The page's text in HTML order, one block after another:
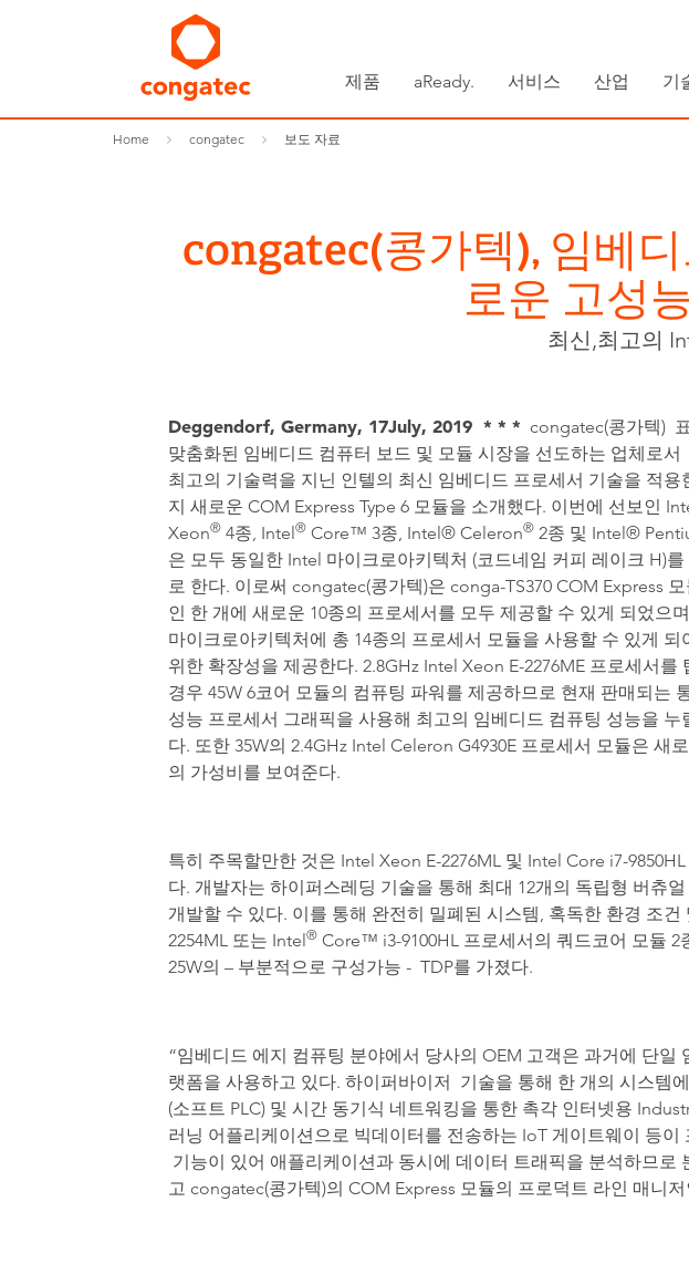
제품 aReady. 서비스 산업 기
Home congatec 보도 자료
congatec(콩가텍), 임베
로운 고성
최신,최고의
Deggendorf, Germany, 17July, 2019 * * * congatec(콩가텍)
맞춤화된 임베디드 컴퓨터 보드 및 모듈 시장을 선도하는 업체로
최고의 기술력을 지닌 인텔의 최신 임베디드 프로세서 기술을 적용
지 새로운 COM Express Type 6 모듈을 소개했다. 이번에 선보인
Xeon® 4종, Intel® Core™ 3종, Intel® Celeron® 2종 및 Intel®
은 모두 동일한 Intel 마이크로아키텍처 (코드네임 커피 레이크 H)를
로 한다. 이로써 congatec(콩가텍)은 conga-TS370 COM Express
인 한 개에 새로운 10종의 프로세서를 모두 제공할 수 있게 되었으
마이크로아키텍처에 총 14종의 프로세서 모듈을 사용할 수 있게 되
위한 확장성을 제공한다. 2.8GHz Intel Xeon E-2276ME 프로세서를
경우 45W 6코어 모듈의 컴퓨팅 파워를 제공하므로 현재 판매되는
성능 프로세서 그래픽을 사용해 최고의 임베디드 컴퓨팅 성능을 누
다. 또한 35W의 2.4GHz Intel Celeron G4930E 프로세서 모듈은 새
의 가성비를 보여준다.
특히 주목할만한 것은 Intel Xeon E-2276ML 및 Intel Core i7-
다. 개발자는 하이퍼스레딩 기술을 통해 최대 12개의 독립형 버츄
개발할 수 있다. 이를 통해 완전히 밀폐된 시스템, 혹독한 환경 조
2254ML 또는 Intel® Core™ i3-9100HL 프로세서의 쿼드코어 모듈
25W의 – 부분적으로 구성가능 - TDP를 가졌다.
“임베디드 에지 컴퓨팅 분야에서 당사의 OEM 고객은 과거에 단
랫폼을 사용하고 있다. 하이퍼바이저 기술을 통해 한 개의 시스템
(소프트 PLC) 및 시간 동기식 네트워킹을 통한 촉각 인터넷용
러닝 어플리케이션으로 빅데이터를 전송하는 IoT 게이트웨이 등
기능이 있어 애플리케이션과 동시에 데이터 트래픽을 분석하므
고 congatec(콩가텍)의 COM Express 모듈의 프로덕트 라인 매니